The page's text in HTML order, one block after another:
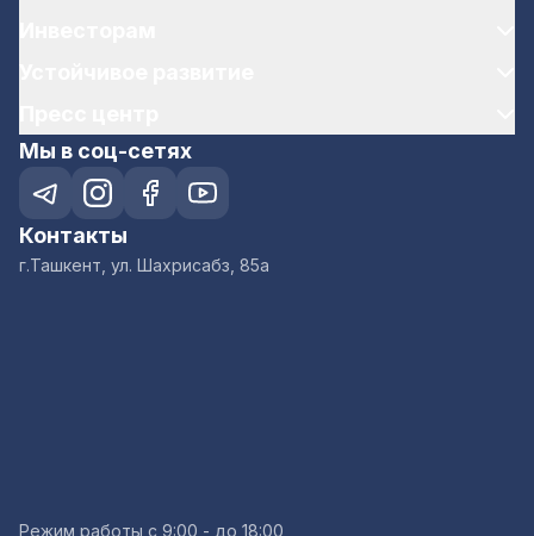
Мы в соц-сетях
Контакты
г.Ташкент, ул. Шахрисабз, 85а
Режим работы с 9:00 - до 18:00